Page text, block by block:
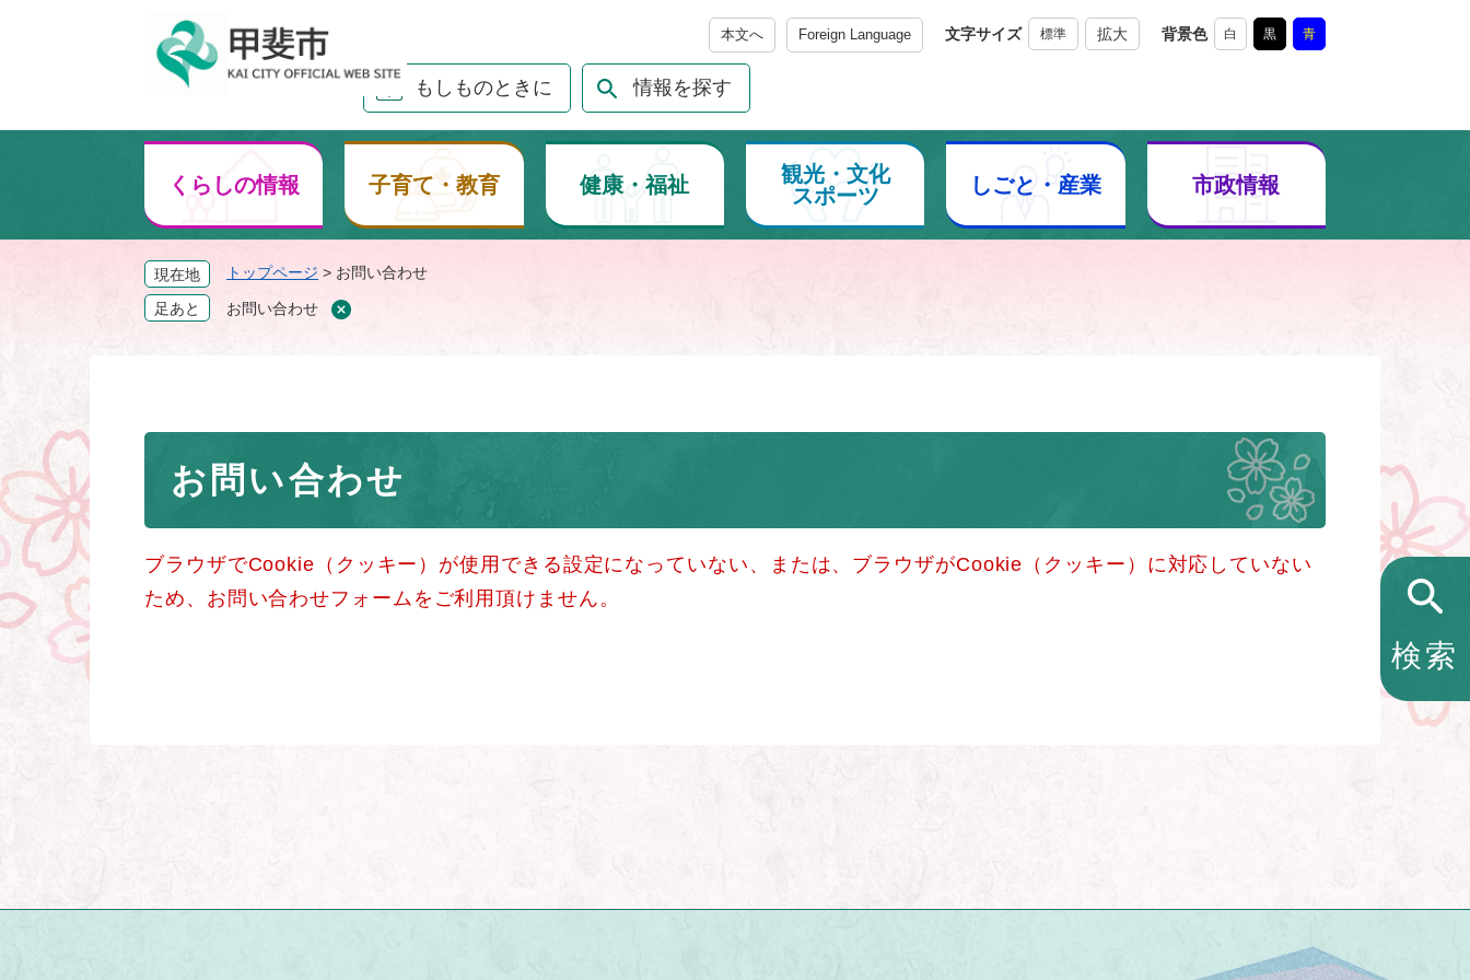
メニューを飛ばして本文へ
本文へ Foreign Language 文字サイズ 標準 拡大 背景色 白 黒 青
もしものときに 情報を探す
くらしの情報 子育て・教育 健康・福祉
観光・文化
スポーツ
しごと・産業 市政情報
検索
現在地 トップページ > お問い合わせ
足あと お問い合わせ
お問い合わせ
ブラウザでCookie（クッキー）が使用できる設定になっていない、または、ブラウザがCookie（クッキー）に対応していない
ため、お問い合わせフォームをご利用頂けません。